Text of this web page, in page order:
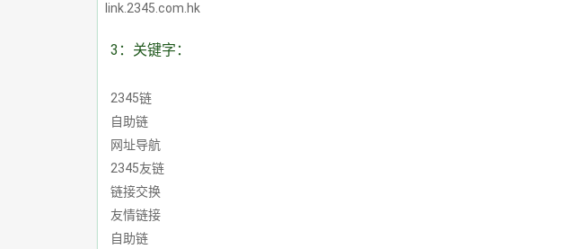
link.2345.com.hk
3：关键字：
2345链
自助链
网址导航
2345友链
链接交换
友情链接
自助链